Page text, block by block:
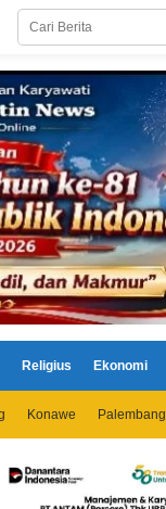
Religius Ekonomi
Konawe Palembang